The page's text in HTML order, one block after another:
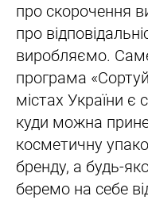
про скорочення
про
виробляємо.
програма
містах України є
куди можна
косметичну
бренду, а будь-
беремо на себе